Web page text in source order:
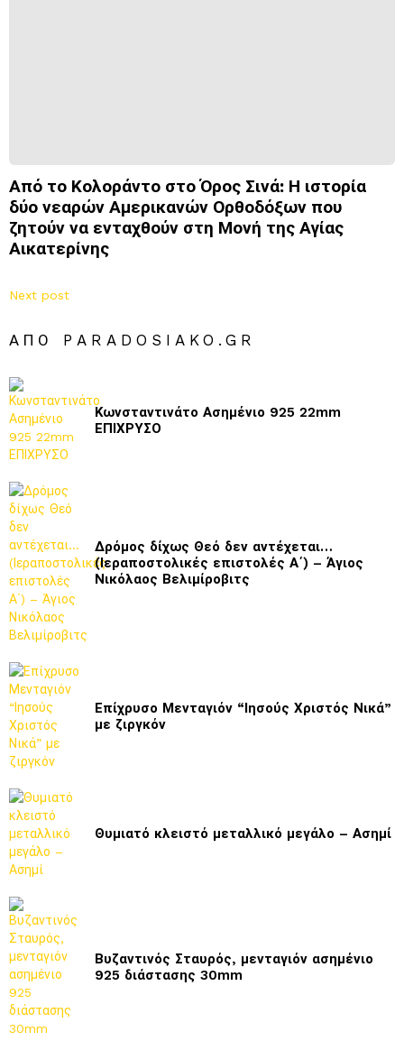
Από το Κολοράντο στο Όρος Σινά: Η ιστορία
δύο νεαρών Αμερικανών Ορθοδόξων που
ζητούν να ενταχθούν στη Μονή της Αγίας
Αικατερίνης
Next post
ΑΠΌ PARADOSIAKO.GR
Κωνσταντινάτο Ασημένιο 925 22mm
ΕΠΙΧΡΥΣΟ
Δρόμος δίχως Θεό δεν αντέχεται…
(Ιεραποστολικές επιστολές Α΄) – Άγιος
Νικόλαος Βελιμίροβιτς
Επίχρυσο Μενταγιόν “Ιησούς Χριστός Νικά”
με ζιργκόν
Θυμιατό κλειστό μεταλλικό μεγάλο – Ασημί
Βυζαντινός Σταυρός, μενταγιόν ασημένιο
925 διάστασης 30mm